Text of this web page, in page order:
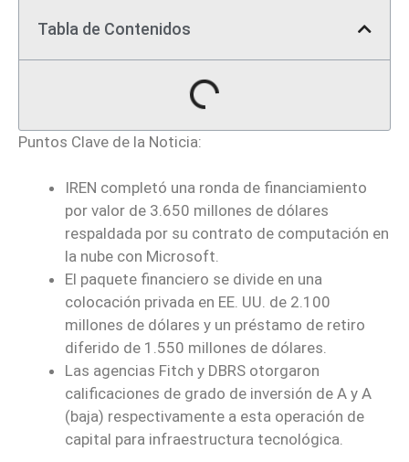
Tabla de Contenidos
Puntos Clave de la Noticia:
IREN completó una ronda de financiamiento
por valor de 3.650 millones de dólares
respaldada por su contrato de computación en
la nube con Microsoft.
El paquete financiero se divide en una
colocación privada en EE. UU. de 2.100
millones de dólares y un préstamo de retiro
diferido de 1.550 millones de dólares.
Las agencias Fitch y DBRS otorgaron
calificaciones de grado de inversión de A y A
(baja) respectivamente a esta operación de
capital para infraestructura tecnológica.